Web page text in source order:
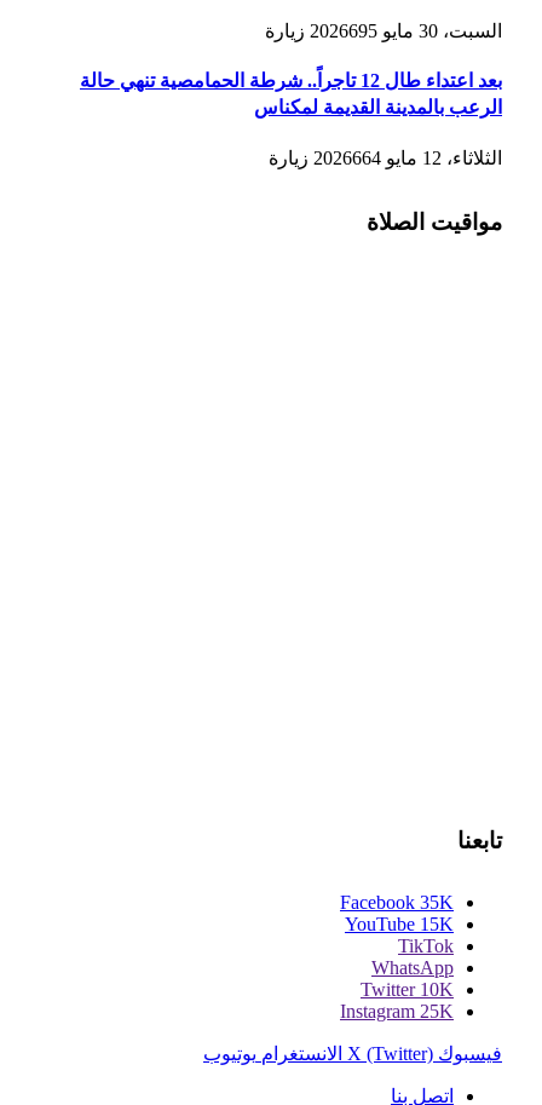
السبت، 30 مايو 2026 695 زيارة
بعد اعتداء طال 12 تاجراً.. شرطة الحمامصية تنهي حالة
الرعب بالمدينة القديمة لمكناس
الثلاثاء، 12 مايو 2026 664 زيارة
مواقيت الصلاة
تابعنا
Facebook 35K
YouTube 15K
TikTok
WhatsApp
Twitter 10K
Instagram 25K
فيسبوك X (Twitter) الانستغرام يوتيوب
اتصل بنا